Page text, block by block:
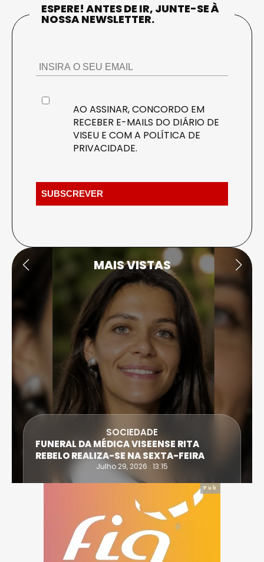
ESPERE! ANTES DE IR, JUNTE-SE À
NOSSA NEWSLETTER.
AO ASSINAR, CONCORDO EM
RECEBER E-MAILS DO DIÁRIO DE
VISEU E COM A POLÍTICA DE
PRIVACIDADE.
MAIS VISTAS
SOCIEDADE
FUNERAL DA MÉDICA VISEENSE RITA
REBELO REALIZA-SE NA SEXTA-FEIRA
Julho 29, 2026 . 13:15
Pub